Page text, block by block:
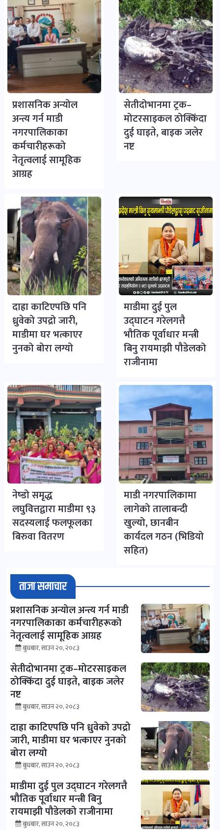
प्रशासनिक अन्योल
अन्त्य गर्न माडी
नगरपालिकाका
कर्मचारीहरूको
नेतृत्वलाई सामूहिक
आग्रह
सेतीदोभानमा ट्रक–
मोटरसाइकल ठोक्किँदा
दुई घाइते, बाइक जलेर
नष्ट
दाह्रा काटिएपछि पनि
ध्रुवेको उपद्रो जारी,
माडीमा घर भत्काएर
नुनको बोरा लग्यो
माडीमा दुई पुल
उद्घाटन गरेलगत्तै
भौतिक पूर्वाधार मन्त्री
बिनु रायमाझी पौडेलको
राजीनामा
नेष्डो समृद्ध
लघुवित्तद्वारा माडीमा ९३
सदस्यलाई फलफूलका
बिरुवा वितरण
माडी नगरपालिकामा
लागेको तालाबन्दी
खुल्यो, छानबीन
कार्यदल गठन (भिडियो
सहित)
ताजा समाचार
प्रशासनिक अन्योल अन्त्य गर्न माडी
नगरपालिकाका कर्मचारीहरूको
नेतृत्वलाई सामूहिक आग्रह
बुधबार, साउन २०, २०८३
सेतीदोभानमा ट्रक–मोटरसाइकल
ठोक्किँदा दुई घाइते, बाइक जलेर
नष्ट
बुधबार, साउन २०, २०८३
दाह्रा काटिएपछि पनि ध्रुवेको उपद्रो
जारी, माडीमा घर भत्काएर नुनको
बोरा लग्यो
बुधबार, साउन २०, २०८३
माडीमा दुई पुल उद्घाटन गरेलगत्तै
भौतिक पूर्वाधार मन्त्री बिनु
रायमाझी पौडेलको राजीनामा
बुधबार, साउन २०, २०८३